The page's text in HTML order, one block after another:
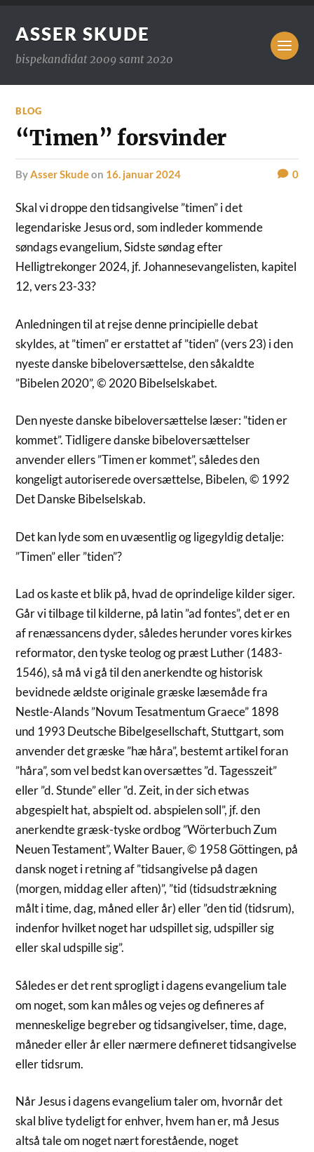
ASSER SKUDE
bispekandidat 2009 samt 2020
BLOG
“Timen” forsvinder
byAsser Skudeon 16. januar 2024 0
Skal vi droppe den tidsangivelse ”timen” i det
legendariske Jesus ord, som indleder kommende
søndags evangelium, Sidste søndag efter
Helligtrekonger 2024, jf. Johannesevangelisten, kapitel
12, vers 23-33?
Anledningen til at rejse denne principielle debat
skyldes, at ”timen” er erstattet af ”tiden” (vers 23) i den
nyeste danske bibeloversættelse, den såkaldte
”Bibelen 2020”, © 2020 Bibelselskabet.
Den nyeste danske bibeloversættelse læser: ”tiden er
kommet”. Tidligere danske bibeloversættelser
anvender ellers ”Timen er kommet”, således den
kongeligt autoriserede oversættelse, Bibelen, © 1992
Det Danske Bibelselskab.
Det kan lyde som en uvæsentlig og ligegyldig detalje:
”Timen” eller ”tiden”?
Lad os kaste et blik på, hvad de oprindelige kilder siger.
Går vi tilbage til kilderne, på latin ”ad fontes”, det er en
af renæssancens dyder, således herunder vores kirkes
reformator, den tyske teolog og præst Luther (1483-
1546), så må vi gå til den anerkendte og historisk
bevidnede ældste originale græske læsemåde fra
Nestle-Alands ”Novum Tesatmentum Graece” 1898
und 1993 Deutsche Bibelgesellschaft, Stuttgart, som
anvender det græske ”hæ håra”, bestemt artikel foran
”håra”, som vel bedst kan oversættes ”d. Tagesszeit”
eller ”d. Stunde” eller ”d. Zeit, in der sich etwas
abgespielt hat, abspielt od. abspielen soll”, jf. den
anerkendte græsk-tyske ordbog ”Wörterbuch Zum
Neuen Testament”, Walter Bauer, © 1958 Göttingen, på
dansk noget i retning af ”tidsangivelse på dagen
(morgen, middag eller aften)”, ”tid (tidsudstrækning
målt i time, dag, måned eller år) eller ”den tid (tidsrum),
indenfor hvilket noget har udspillet sig, udspiller sig
eller skal udspille sig”.
Således er det rent sprogligt i dagens evangelium tale
om noget, som kan måles og vejes og defineres af
menneskelige begreber og tidsangivelser, time, dage,
måneder eller år eller nærmere defineret tidsangivelse
eller tidsrum.
Når Jesus i dagens evangelium taler om, hvornår det
skal blive tydeligt for enhver, hvem han er, må Jesus
altså tale om noget nært forestående, noget